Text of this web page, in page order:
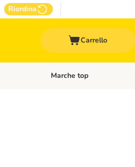
Riordina
Carrello
Acquariologia
Apri Menù Categoria: Cavalli
Marche top